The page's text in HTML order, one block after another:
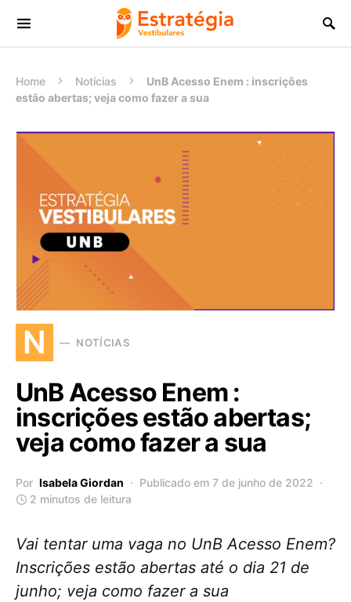
Procurar:
Home Notícias
UnB Acesso Enem : inscrições
estão abertas; veja como fazer a sua
N NOTÍCIAS
UnB Acesso Enem :
inscrições estão abertas;
veja como fazer a sua
Por Isabela Giordan
Publicado em 7 de junho de 2022
2 minutos de leitura
Vai tentar uma vaga no UnB Acesso Enem?
Inscrições estão abertas até o dia 21 de
junho; veja como fazer a sua